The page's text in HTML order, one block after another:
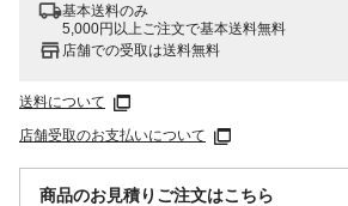
基本送料のみ
5,000円以上ご注文で基本送料無料
店舗での受取は送料無料
送料について
店舗受取のお支払いについて
商品のお見積りご注文はこちら